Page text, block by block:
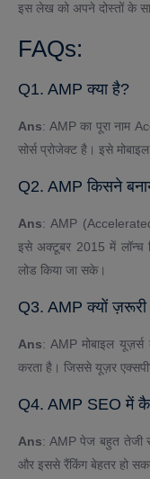
इस लेख को अपने दोस्तों के
FAQs:
Q1. AMP क्या है?
Ans: AMP का पूरा नाम
सोर्स प्रोजेक्ट है। इसे
Q2. AMP किसने
Ans: AMP
इसे अक्टूबर 2015 में लॉन्च
लोड किया जा सके।
Q3. AMP क्यों
Ans: AMP मोबाइल
करता है। जिससे यूज़र
Q4. AMP SEO में
Ans: AMP पेज बहुत तेजी
और इससे रैंकिंग बेहतर हो